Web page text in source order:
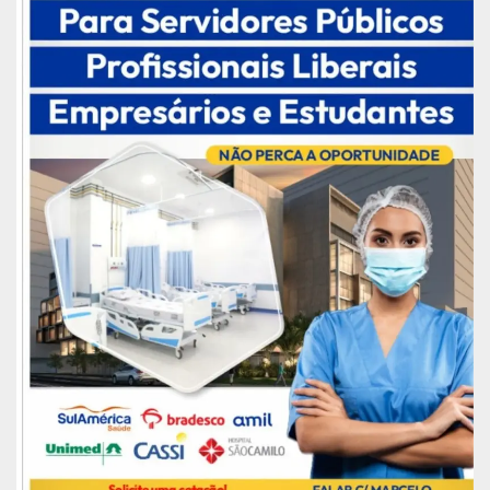
aplicativo inclusive emite a respectiva certidão de
quitação e comprovante de regularidade.
Possibilidade ainda de se inscrever como
mesário voluntário, um programa cada vez mais
incentivado e que está recebendo uma atenção
especial por parte do TRE-AP, que assegura toda a
proteção em relação ao combate do Covid-19.
Publicidade (x)